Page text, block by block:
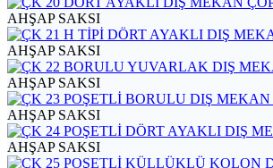
AHŞAP SAKSI
AHŞAP SAKSI
AHŞAP SAKSI
AHŞAP SAKSI
AHŞAP SAKSI